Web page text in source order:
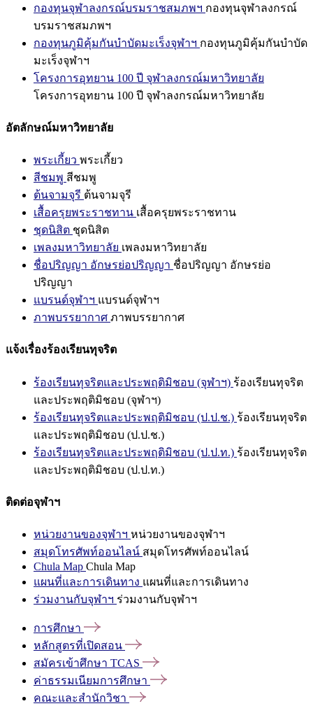
กองทุนจุฬาลงกรณ์บรมราชสมภพฯ กองทุนจุฬาลงกรณ์
บรมราชสมภพฯ
กองทุนภูมิคุ้มกันบำบัดมะเร็งจุฬาฯ กองทุนภูมิคุ้มกันบำบัด
มะเร็งจุฬาฯ
โครงการอุทยาน 100 ปี จุฬาลงกรณ์มหาวิทยาลัย
โครงการอุทยาน 100 ปี จุฬาลงกรณ์มหาวิทยาลัย
อัตลักษณ์มหาวิทยาลัย
พระเกี้ยว พระเกี้ยว
สีชมพู สีชมพู
ต้นจามจุรี ต้นจามจุรี
เสื้อครุยพระราชทาน เสื้อครุยพระราชทาน
ชุดนิสิต ชุดนิสิต
เพลงมหาวิทยาลัย เพลงมหาวิทยาลัย
ชื่อปริญญา อักษรย่อปริญญา ชื่อปริญญา อักษรย่อ
ปริญญา
แบรนด์จุฬาฯ แบรนด์จุฬาฯ
ภาพบรรยากาศ ภาพบรรยากาศ
แจ้งเรื่องร้องเรียนทุจริต
ร้องเรียนทุจริตและประพฤติมิชอบ (จุฬาฯ) ร้องเรียนทุจริต
และประพฤติมิชอบ (จุฬาฯ)
ร้องเรียนทุจริตและประพฤติมิชอบ (ป.ป.ช.) ร้องเรียนทุจริต
และประพฤติมิชอบ (ป.ป.ช.)
ร้องเรียนทุจริตและประพฤติมิชอบ (ป.ป.ท.) ร้องเรียนทุจริต
และประพฤติมิชอบ (ป.ป.ท.)
ติดต่อจุฬาฯ
หน่วยงานของจุฬาฯ หน่วยงานของจุฬาฯ
สมุดโทรศัพท์ออนไลน์ สมุดโทรศัพท์ออนไลน์
Chula Map Chula Map
แผนที่และการเดินทาง แผนที่และการเดินทาง
ร่วมงานกับจุฬาฯ ร่วมงานกับจุฬาฯ
การศึกษา
หลักสูตรที่เปิดสอน
สมัครเข้าศึกษา TCAS
ค่าธรรมเนียมการศึกษา
คณะและสำนักวิชา